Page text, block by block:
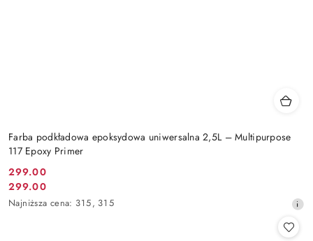
Farba podkładowa epoksydowa uniwersalna 2,5L – Multipurpose
117 Epoxy Primer
Cena
promocyjna:
299.00
Cena
promocyjna:
299.00
Najniższa
Najniższa cena: 315, 315